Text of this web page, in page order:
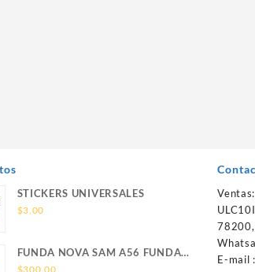
STICKERS UNIVERSALES
$3.00
FUNDA NOVA SAM A56 FUNDA
SILICONA SIN SOPORTE
$300.00
E-mail :